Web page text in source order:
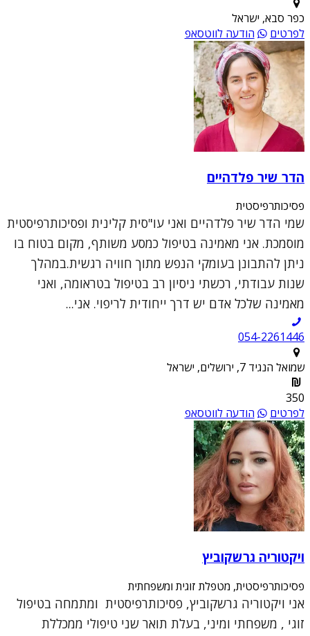
כפר סבא, ישראל
לפרטים
הודעה לווטסאפ
הדר שיר פלדהיים
פסיכותרפיסטית
שמי הדר שיר פלדהיים ואני עו"סית קלינית ופסיכותרפיסטית
מוסמכת. אני מאמינה בטיפול כמסע משותף, מקום בטוח בו
ניתן להתבונן בעומקי הנפש מתוך חוויה רגשית.במהלך
שנות עבודתי, רכשתי ניסיון רב בטיפול בטראומה, ואני
מאמינה שלכל אדם יש דרך ייחודית לריפוי. אני...
054-2261446
שמואל הנגיד 7, ירושלים, ישראל
350
לפרטים
הודעה לווטסאפ
ויקטוריה גרשקוביץ
פסיכותרפיסטית, מטפלת זוגית ומשפחתית
אני ויקטוריה גרשקוביץ, פסיכותרפיסטית ומתמחה בטיפול
זוגי , משפחתי ומיני, בעלת תואר שני טיפולי ממכללת